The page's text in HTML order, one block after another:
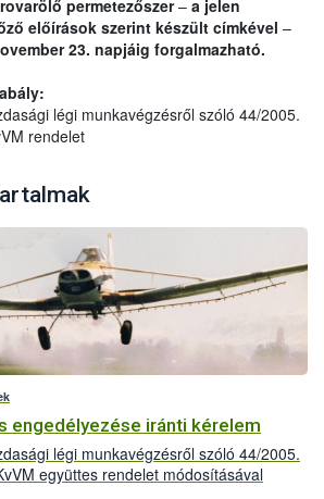
permetezőszer– a jelen
előírások szerint készült címkével –
23. napjáig forgalmazható.
légi munkavégzésről szóló 44/2005.
rendelet
engedélyezése iránti kérelem
légi munkavégzésről szóló 44/2005.
együttes rendelet módosításával